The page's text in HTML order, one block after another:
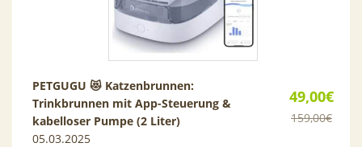
49,00€
159,00€
PETGUGU 😻 Katzenbrunnen:
Trinkbrunnen mit App-Steuerung &
kabelloser Pumpe (2 Liter)
05.03.2025